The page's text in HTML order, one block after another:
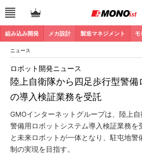
組み込み開発 メカ設計 製造マネジメント モ
ニュース
陸上自衛隊から四足歩行型警備
の導入検証業務を受託
ロボット開発ニュース
GMOインターネットグループは、陸上
警備用ロボットシステム導入検証業務を
と未来ロボットが一体となり、駐屯地
制の実現を目指す。